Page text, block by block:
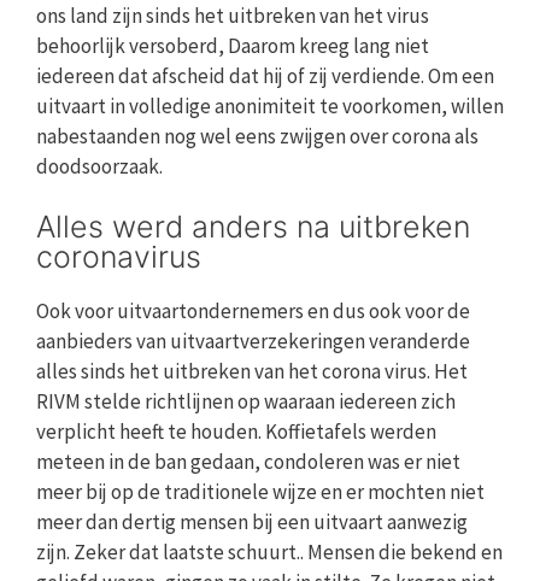
ons land zijn sinds het uitbreken van het virus
behoorlijk versoberd, Daarom kreeg lang niet
iedereen dat afscheid dat hij of zij verdiende. Om een
uitvaart in volledige anonimiteit te voorkomen, willen
nabestaanden nog wel eens zwijgen over corona als
doodsoorzaak.
Alles werd anders na uitbreken
coronavirus
Ook voor uitvaartondernemers en dus ook voor de
aanbieders van uitvaartverzekeringen veranderde
alles sinds het uitbreken van het corona virus. Het
RIVM stelde richtlijnen op waaraan iedereen zich
verplicht heeft te houden. Koffietafels werden
meteen in de ban gedaan, condoleren was er niet
meer bij op de traditionele wijze en er mochten niet
meer dan dertig mensen bij een uitvaart aanwezig
zijn. Zeker dat laatste schuurt.. Mensen die bekend en